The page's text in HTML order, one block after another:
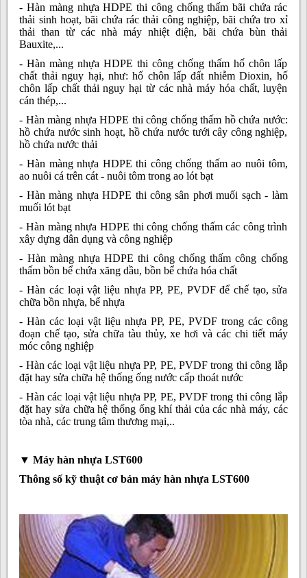
- Hàn màng nhựa HDPE thi công chống thấm bãi chứa rác
thải sinh hoạt, bãi chứa rác thải công nghiệp, bãi chứa tro xỉ
thải than từ các nhà máy nhiệt điện, bãi chứa bùn thải
Bauxite,...
- Hàn màng nhựa HDPE thi công chống thấm hố chôn lấp
chất thải nguy hại, như: hố chôn lấp đất nhiễm Dioxin, hố
chôn lấp chất thải nguy hại từ các nhà máy hóa chất, luyện
cán thép,...
- Hàn màng nhựa HDPE thi công chống thấm hồ chứa nước:
hồ chứa nước sinh hoạt, hồ chứa nước tưới cây công nghiệp,
hồ chứa nước thải
- Hàn màng nhựa HDPE thi công chống thấm ao nuôi tôm,
ao nuôi cá trên cát - nuôi tôm trong ao lót bạt
- Hàn màng nhựa HDPE thi công sân phơi muối sạch - làm
muối lót bạt
- Hàn màng nhựa HDPE thi công chống thấm các công trình
xây dựng dân dụng và công nghiệp
- Hàn màng nhựa HDPE thi công chống thấm công chống
thấm bồn bể chứa xăng dầu, bồn bể chứa hóa chất
- Hàn các loại vật liệu nhựa PP, PE, PVDF để chế tạo, sửa
chữa bồn nhựa, bể nhựa
- Hàn các loại vật liệu nhựa PP, PE, PVDF trong các công
đoạn chế tạo, sửa chữa tàu thủy, xe hơi và các chi tiết máy
móc công nghiệp
- Hàn các loại vật liệu nhựa PP, PE, PVDF trong thi công lắp
đặt hay sửa chữa hệ thống ống nước cấp thoát nước
- Hàn các loại vật liệu nhựa PP, PE, PVDF trong thi công lắp
đặt hay sửa chữa hệ thống ống khí thải của các nhà máy, các
tòa nhà, các trung tâm thương mại,..
▼Máy hàn nhựa LST600
Thông số kỹ thuật cơ bản máy hàn nhựa LST600